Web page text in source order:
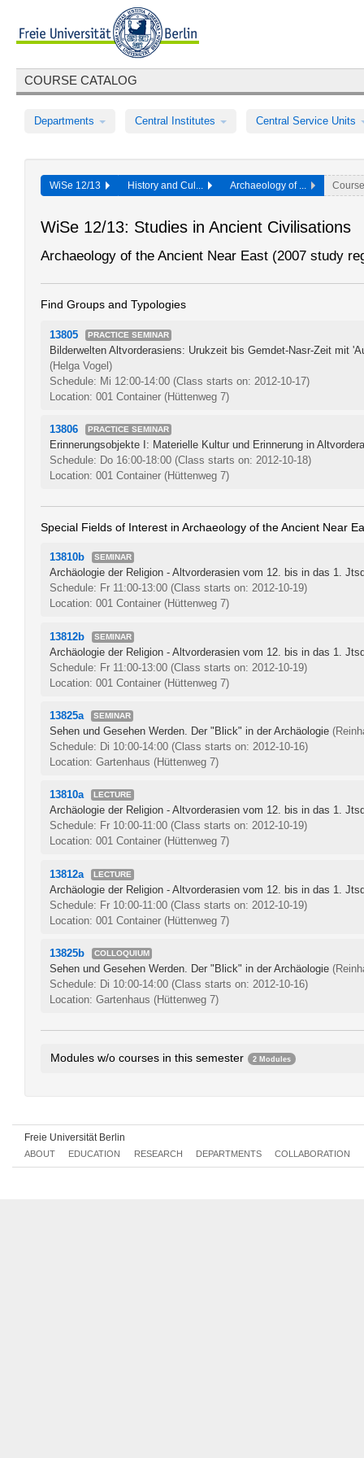
COURSE CATALOG
Departments Central Institutes Central Service Units
WiSe 12/13 History and Cul... Archaeology of ... Course
WiSe 12/13: Studies in Ancient Civilisations
Archaeology of the Ancient Near East (2007 study
Find Groups and Typologies
13805 PRACTICE SEMINAR
Bilderwelten Altvorderasiens: Urukzeit bis Gemdet-Nasr-Zeit mit
(Helga Vogel)
Schedule: Mi 12:00-14:00 (Class starts on: 2012-10-17)
Location: 001 Container (Hüttenweg 7)
13806 PRACTICE SEMINAR
Erinnerungsobjekte I: Materielle Kultur und Erinnerung in
Schedule: Do 16:00-18:00 (Class starts on: 2012-10-18)
Location: 001 Container (Hüttenweg 7)
Special Fields of Interest in Archaeology of the Ancient Near
13810b SEMINAR
Archäologie der Religion - Altvorderasien vom 12. bis in das 1.
Schedule: Fr 11:00-13:00 (Class starts on: 2012-10-19)
Location: 001 Container (Hüttenweg 7)
13812b SEMINAR
Archäologie der Religion - Altvorderasien vom 12. bis in das 1.
Schedule: Fr 11:00-13:00 (Class starts on: 2012-10-19)
Location: 001 Container (Hüttenweg 7)
13825a SEMINAR
Sehen und Gesehen Werden. Der "Blick" in der Archäologie
Schedule: Di 10:00-14:00 (Class starts on: 2012-10-16)
Location: Gartenhaus (Hüttenweg 7)
13810a LECTURE
Archäologie der Religion - Altvorderasien vom 12. bis in das 1.
Schedule: Fr 10:00-11:00 (Class starts on: 2012-10-19)
Location: 001 Container (Hüttenweg 7)
13812a LECTURE
Archäologie der Religion - Altvorderasien vom 12. bis in das 1.
Schedule: Fr 10:00-11:00 (Class starts on: 2012-10-19)
Location: 001 Container (Hüttenweg 7)
13825b COLLOQUIUM
Sehen und Gesehen Werden. Der "Blick" in der Archäologie
Schedule: Di 10:00-14:00 (Class starts on: 2012-10-16)
Location: Gartenhaus (Hüttenweg 7)
Modules w/o courses in this semester 2 Modules
Freie Universität Berlin
ABOUT EDUCATION RESEARCH DEPARTMENTS COLLABORATION